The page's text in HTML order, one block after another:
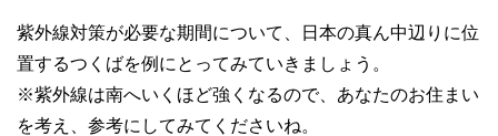
紫外線対策が必要な期間について、日本の真ん中辺りに位
置するつくばを例にとってみていきましょう。
※紫外線は南へいくほど強くなるので、あなたのお住まい
を考え、参考にしてみてくださいね。